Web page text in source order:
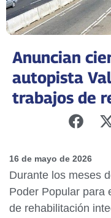
Anuncian
autopista
trabajos de
16 de mayo de 2026
Durante los meses
Poder Popular para
de rehabilitación